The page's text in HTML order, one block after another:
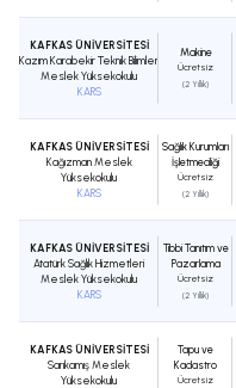
KAFKAS ÜNİVERSİTESİ
Kazım Karabekir Teknik Bilimler
Meslek Yüksekokulu
KARS
Makine
Ücretsiz
(2 Yıllık)
KAFKAS ÜNİVERSİTESİ
Kağızman Meslek
Yüksekokulu
KARS
Sağlık Kurumları
İşletmeciliği
Ücretsiz
(2 Yıllık)
KAFKAS ÜNİVERSİTESİ
Atatürk Sağlık Hizmetleri
Meslek Yüksekokulu
KARS
Tıbbi Tanıtım ve
Pazarlama
Ücretsiz
(2 Yıllık)
KAFKAS ÜNİVERSİTESİ
Sarıkamış Meslek
Yüksekokulu
Tapu ve
Kadastro
Ücretsiz